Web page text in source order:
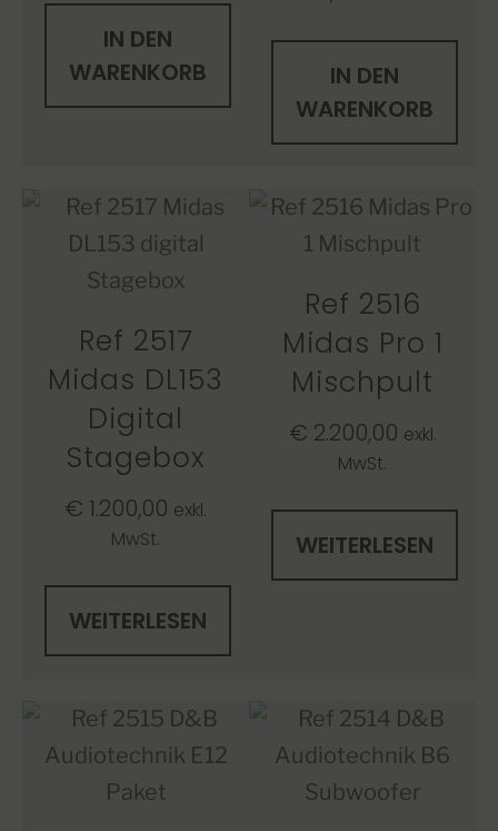
IN DEN
WARENKORB
IN DEN
WARENKORB
Ref 2517
Midas DL153
Digital
Stagebox
€ 1.200,00 exkl.
MwSt.
WEITERLESEN
Ref 2516
Midas Pro 1
Mischpult
€ 2.200,00 exkl.
MwSt.
WEITERLESEN